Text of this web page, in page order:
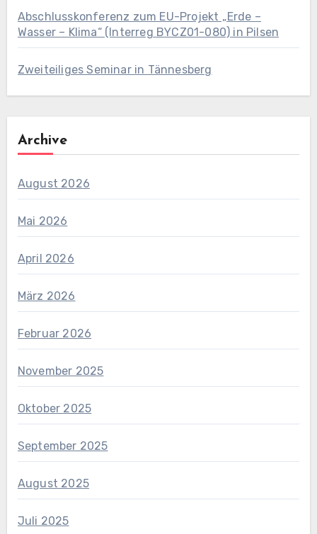
Abschlusskonferenz zum EU-Projekt „Erde –
Wasser – Klima“ (Interreg BYCZ01-080) in Pilsen
Zweiteiliges Seminar in Tännesberg
Archive
August 2026
Mai 2026
April 2026
März 2026
Februar 2026
November 2025
Oktober 2025
September 2025
August 2025
Juli 2025